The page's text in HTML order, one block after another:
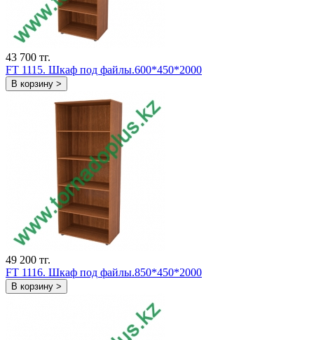
43 700 тг.
FT 1115. Шкаф под файлы.600*450*2000
В корзину >
49 200 тг.
FT 1116. Шкаф под файлы.850*450*2000
В корзину >